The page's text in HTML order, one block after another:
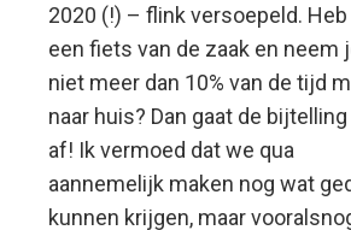
2020 (!) – flink versoepeld. Heb
een fiets van de zaak en neem
niet meer dan 10% van de tijd
naar huis? Dan gaat de
af! Ik vermoed dat we qua
aannemelijk maken nog wat
kunnen krijgen, maar